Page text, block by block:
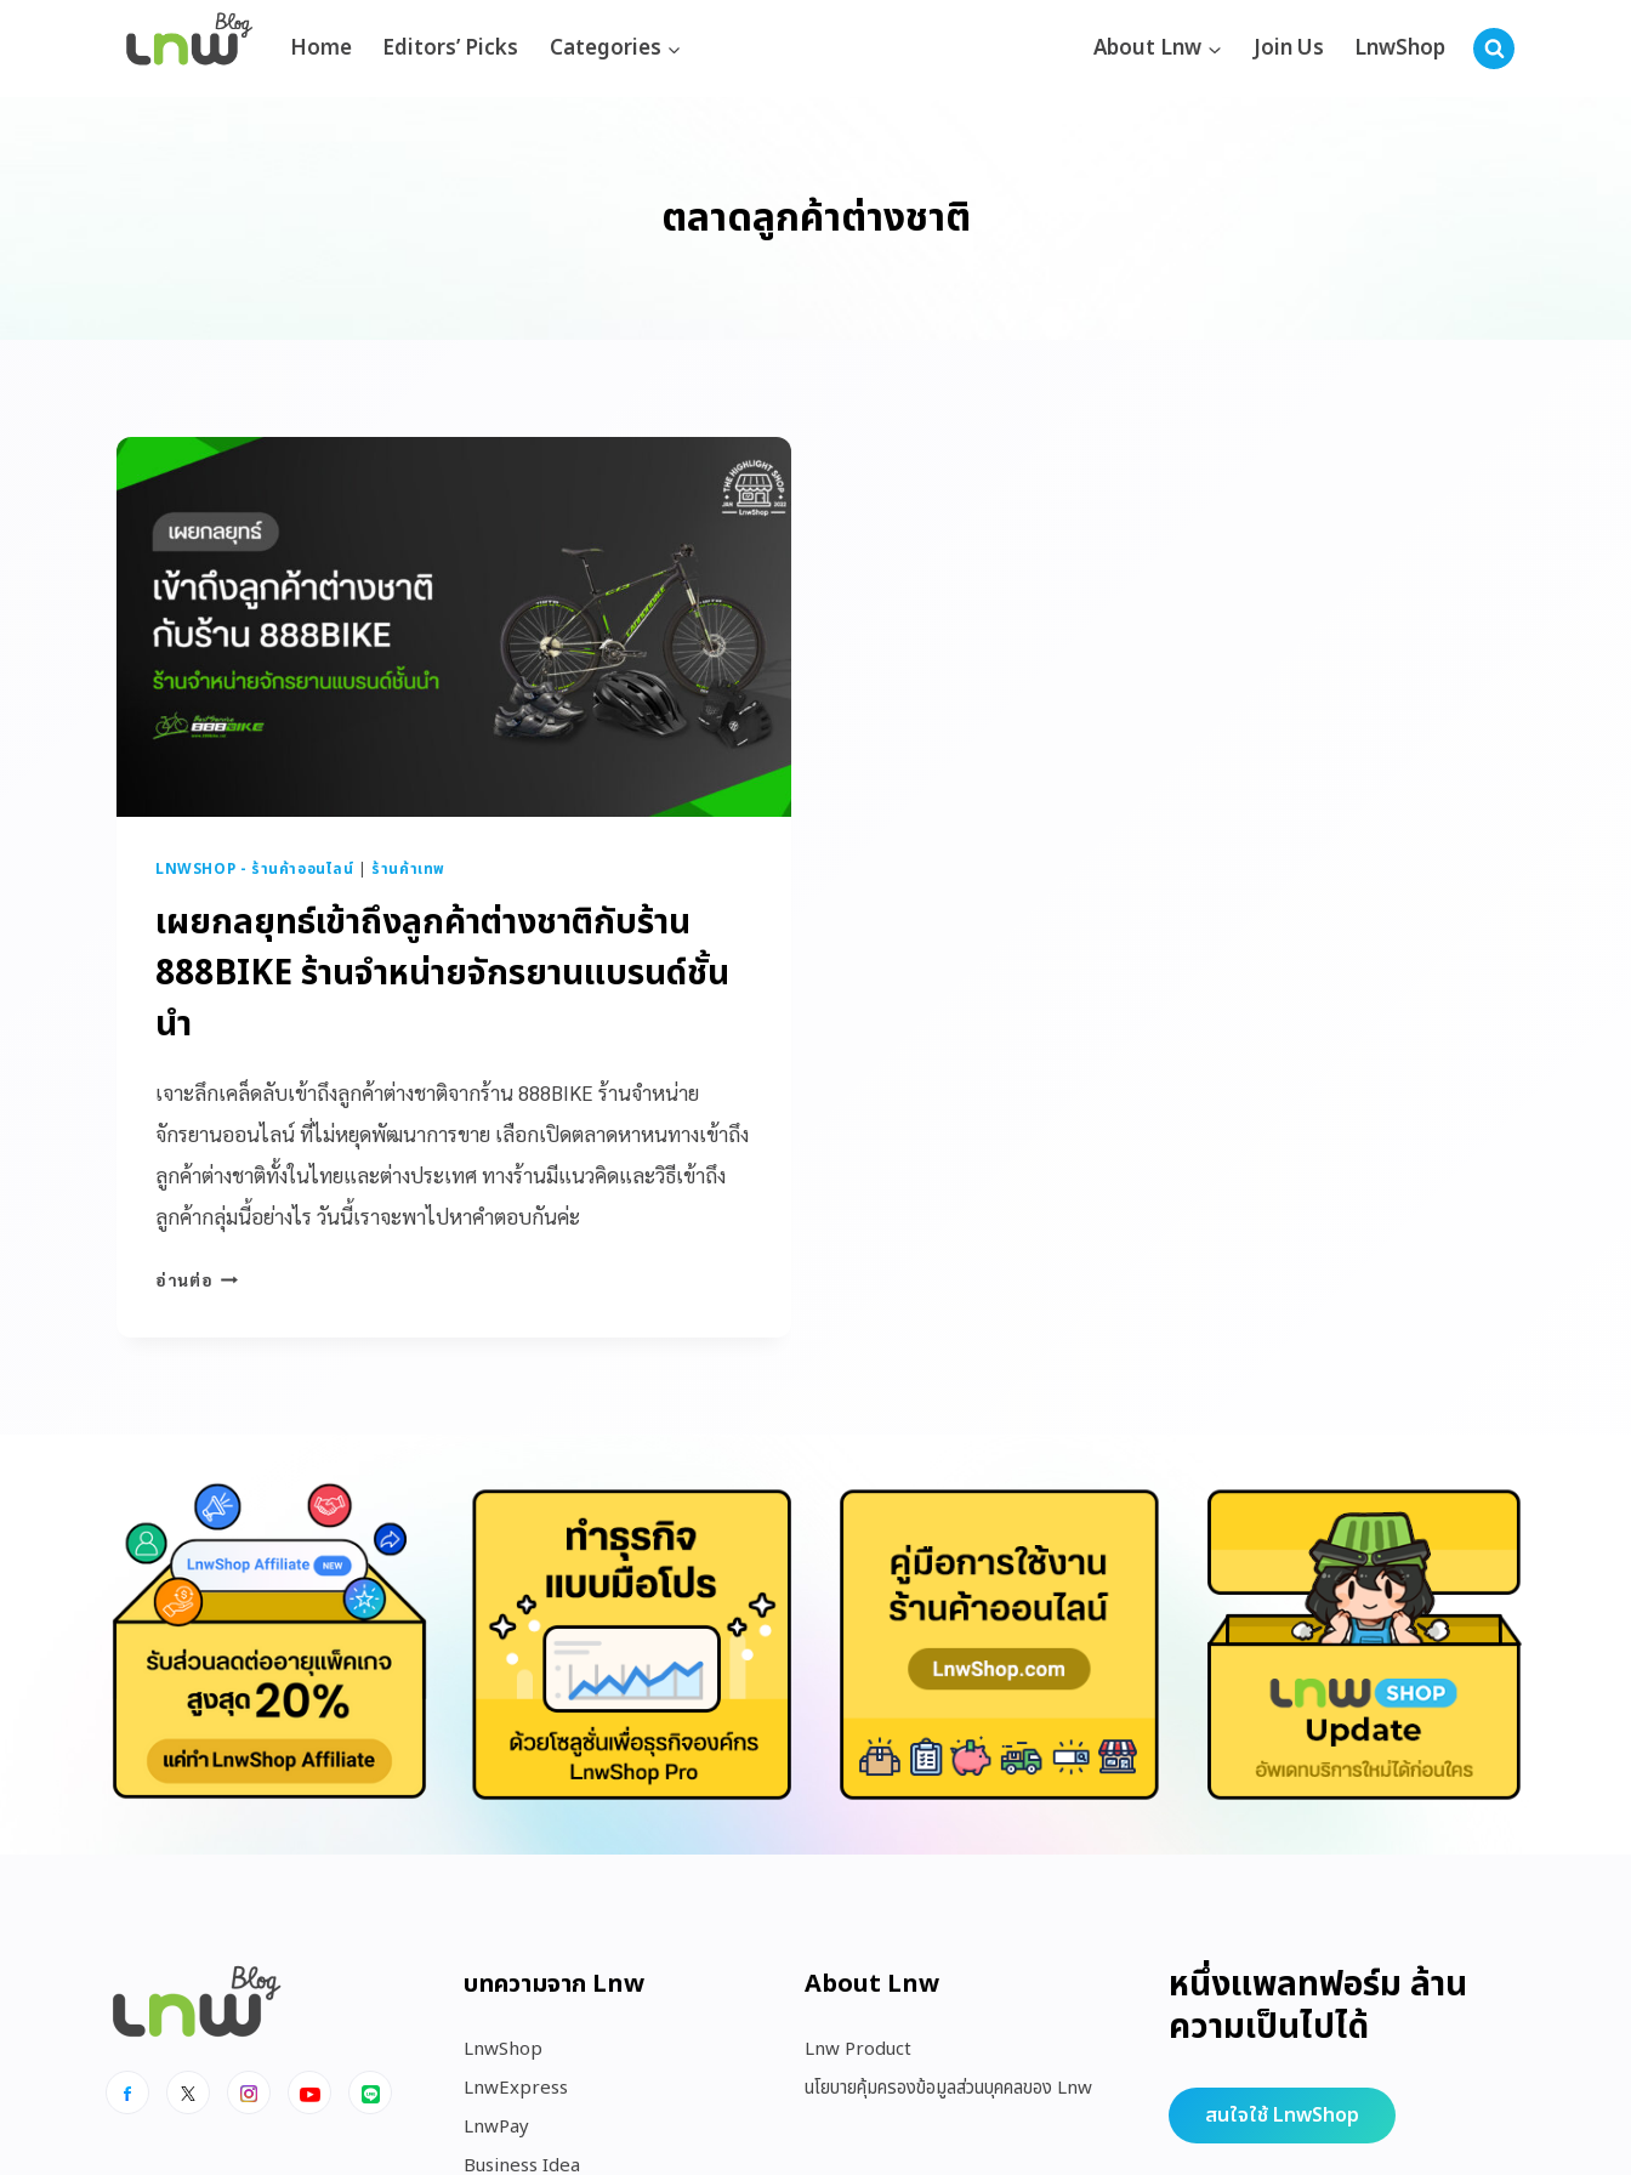
Home Editors’ Picks Categories About Lnw Join Us LnwShop
ตลาดลูกค้าต่างชาติ
LNWSHOP - ร้านค้าออนไลน์ | ร้านค้าเทพ
เผยกลยุทธ์เข้าถึงลูกค้าต่างชาติกับร้าน
888BIKE ร้านจำหน่ายจักรยานแบรนด์ชั้น
นำ
เจาะลึกเคล็ดลับเข้าถึงลูกค้าต่างชาติจากร้าน 888BIKE ร้านจำหน่าย
จักรยานออนไลน์ ที่ไม่หยุดพัฒนาการขาย เลือกเปิดตลาดหาหนทางเข้าถึง
ลูกค้าต่างชาติทั้งในไทยและต่างประเทศ ทางร้านมีแนวคิดและวิธีเข้าถึง
ลูกค้ากลุ่มนี้อย่างไร วันนี้เราจะพาไปหาคำตอบกันค่ะ
อ่านต่อ
บทความจาก Lnw
LnwShop
LnwExpress
LnwPay
Business Idea
About Lnw​
Lnw Product
นโยบายคุ้มครองข้อมูลส่วนบุคคลของ Lnw
หนึ่งแพลทฟอร์ม ล้าน
ความเป็นไปได้
สนใจใช้ LnwShop